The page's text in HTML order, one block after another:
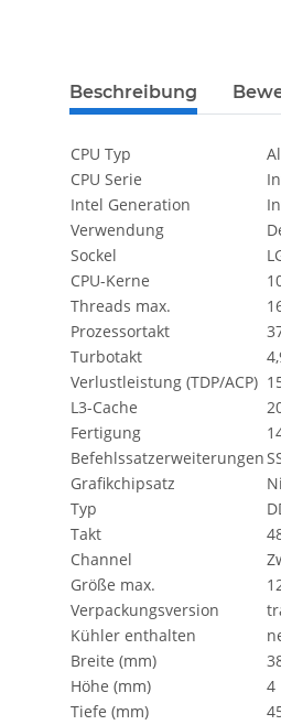
weitere Registerkarten
Beschreibung
CPU Typ
CPU Serie
Intel Generation
Verwendung
Sockel
CPU-Kerne
Threads max.
Prozessortakt
Turbotakt
Verlustleistung (TDP/ACP)
L3-Cache
Fertigung
Befehlssatzerweiterungen
Grafikchipsatz
Typ
Takt
Channel
Größe max.
Verpackungsversion
Kühler enthalten
Breite (mm)
Höhe (mm)
4
Tiefe (mm)